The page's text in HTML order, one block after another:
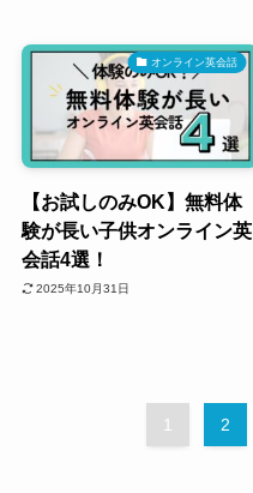
オンライン英会話
【お試しのみOK】無料体
験が長い子供オンライン英
会話4選！
2025年10月31日
1 2